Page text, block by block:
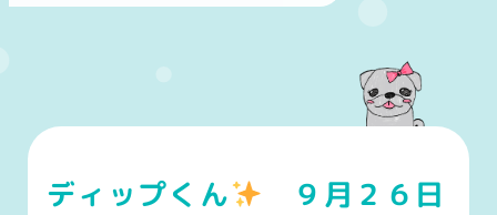
へ
ディップくん ９月２６日